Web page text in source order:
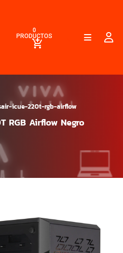
0
PRODUCTOS
icue-220t-rgb-airflow
RGB Airflow Negro